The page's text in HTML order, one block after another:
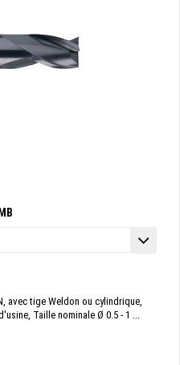
avec tige Weldon ou cylindrique,
Taille nominale Ø 0.5 - 1 ...